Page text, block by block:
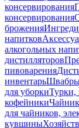
консервирования
консервирования
брожения
напитков
алкогольных
дистилляторов
пивоварения
инвентарь
для уборкиТурки,
кофейники
для чайников,
кувшины